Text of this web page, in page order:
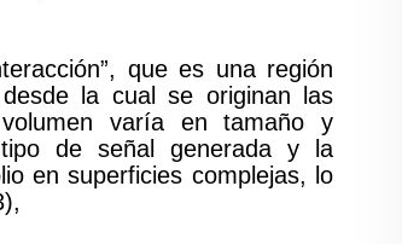
que es una región
la cual se originan las
varía en tamaño y
de señal generada y la
en superficies complejas, lo